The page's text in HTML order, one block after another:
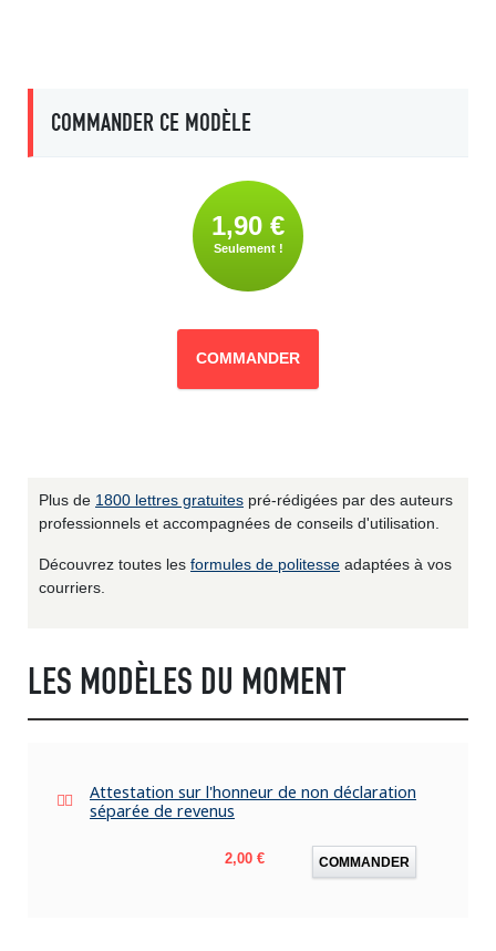
COMMANDER CE MODÈLE
1,90 €
Seulement !
COMMANDER
Plus de 1800 lettres gratuites pré-rédigées par des auteurs
professionnels et accompagnées de conseils d'utilisation.
Découvrez toutes les formules de politesse adaptées à vos
courriers.
LES MODÈLES DU MOMENT
Attestation sur l'honneur de non déclaration
séparée de revenus
Prix
2,00 € COMMANDER